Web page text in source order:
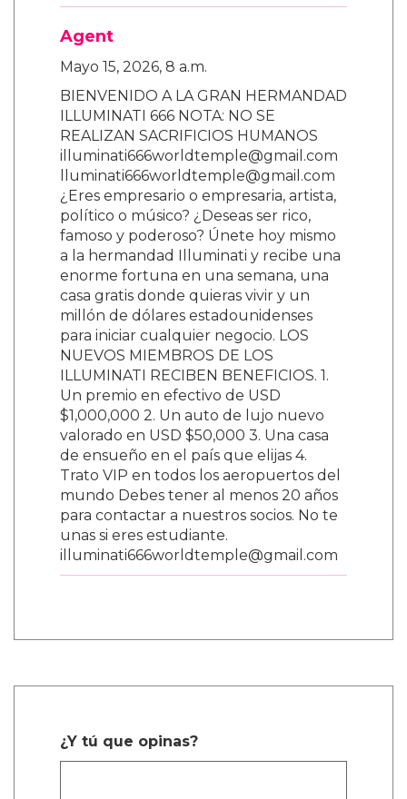
Agent
Mayo 15, 2026, 8 a.m.
BIENVENIDO A LA GRAN HERMANDAD
ILLUMINATI 666 NOTA: NO SE
REALIZAN SACRIFICIOS HUMANOS
illuminati666worldtemple@gmail.com
lluminati666worldtemple@gmail.com
¿Eres empresario o empresaria, artista,
político o músico? ¿Deseas ser rico,
famoso y poderoso? Únete hoy mismo
a la hermandad Illuminati y recibe una
enorme fortuna en una semana, una
casa gratis donde quieras vivir y un
millón de dólares estadounidenses
para iniciar cualquier negocio. LOS
NUEVOS MIEMBROS DE LOS
ILLUMINATI RECIBEN BENEFICIOS. 1.
Un premio en efectivo de USD
$1,000,000 2. Un auto de lujo nuevo
valorado en USD $50,000 3. Una casa
de ensueño en el país que elijas 4.
Trato VIP en todos los aeropuertos del
mundo Debes tener al menos 20 años
para contactar a nuestros socios. No te
unas si eres estudiante.
illuminati666worldtemple@gmail.com
¿Y tú que opinas?